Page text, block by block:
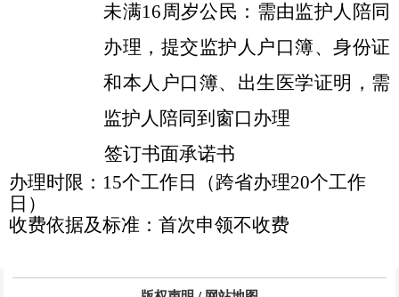
未满16周岁公民： 需由监护人陪同
办理，提交监护人户口簿、身份证
和本人户口簿、出生医学证明，需
监护人陪同到窗口办理
签订书面承诺书
办理时限： 15个工作日（跨省办理20个工作
日）
收费依据及标准：首次申领不收费